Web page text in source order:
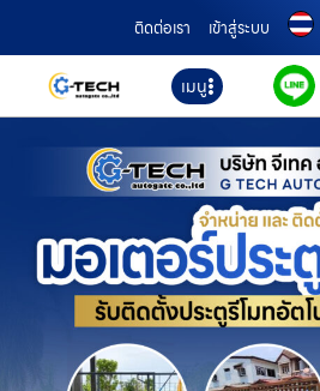
ติดต่อเรา เข้าสู่ระบบ
เมนู